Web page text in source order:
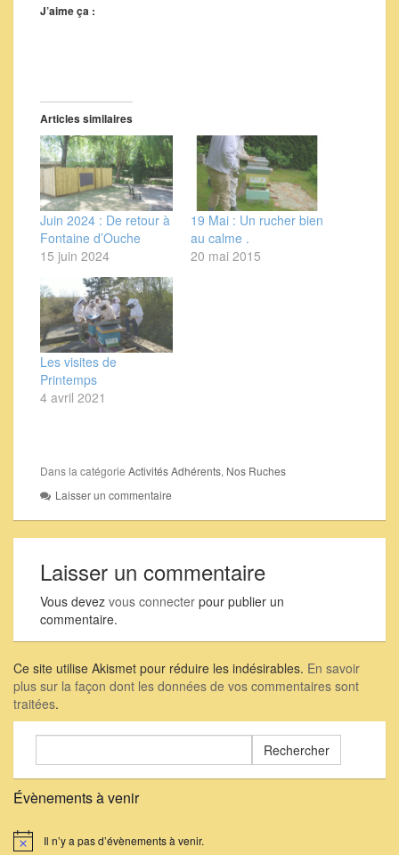
J’aime ça :
Articles similaires
Juin 2024 : De retour à
Fontaine d’Ouche
15 juin 2024
19 Mai : Un rucher bien
au calme .
20 mai 2015
Les visites de
Printemps
4 avril 2021
Dans la catégorie Activités Adhérents, Nos Ruches
Laisser un commentaire
Laisser un commentaire
Vous devez vous connecter pour publier un
commentaire.
Ce site utilise Akismet pour réduire les indésirables. En savoir
plus sur la façon dont les données de vos commentaires sont
traitées.
Évènements à venir
Notice Il n’y a pas d’évènements à venir.